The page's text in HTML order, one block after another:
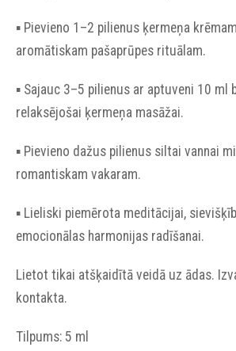
▪︎ Pievieno 1–2 pilienus ķermeņa
aromātiskam pašaprūpes rituālam.
▪︎ Sajauc 3–5 pilienus ar aptuveni 10 ml
relaksējošai ķermeņa masāžai.
▪︎ Pievieno dažus pilienus siltai vannai
romantiskam vakaram.
▪︎ Lieliski piemērota meditācijai,
emocionālas harmonijas radīšanai.
Lietot tikai atšķaidītā veidā uz ādas.
kontakta.
Tilpums: 5 ml